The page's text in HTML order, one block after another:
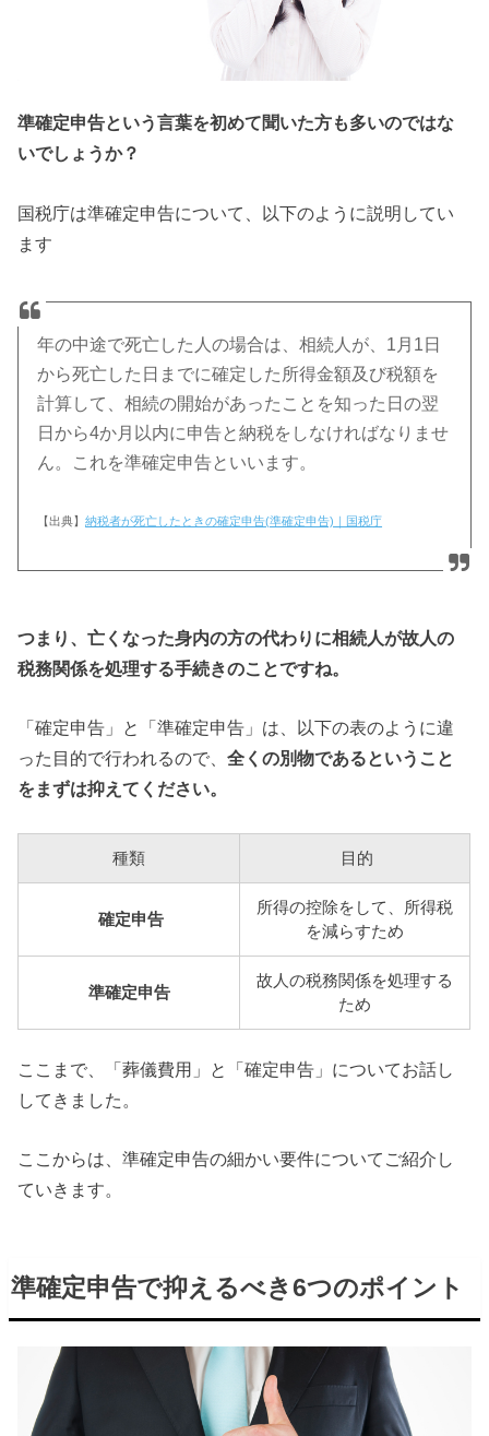
準確定申告という言葉を初めて聞いた方も多いのではな
いでしょうか？
国税庁は準確定申告について、以下のように説明してい
ます
年の中途で死亡した人の場合は、相続人が、1月1日
から死亡した日までに確定した所得金額及び税額を
計算して、相続の開始があったことを知った日の翌
日から4か月以内に申告と納税をしなければなりませ
ん。これを準確定申告といいます。
【出典】納税者が死亡したときの確定申告(準確定申告)｜国税庁
つまり、亡くなった身内の方の代わりに相続人が故人の
税務関係を処理する手続きのことですね。
「確定申告」と「準確定申告」は、以下の表のように違
った目的で行われるので、全くの別物であるということ
をまずは抑えてください。
種類 目的
確定申告
所得の控除をして、所得税
を減らすため
準確定申告
故人の税務関係を処理する
ため
ここまで、「葬儀費用」と「確定申告」についてお話し
してきました。
ここからは、準確定申告の細かい要件についてご紹介し
ていきます。
準確定申告で抑えるべき6つのポイント